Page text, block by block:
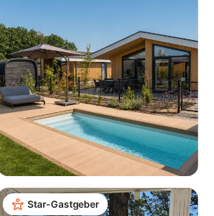
Star-Gastgeber